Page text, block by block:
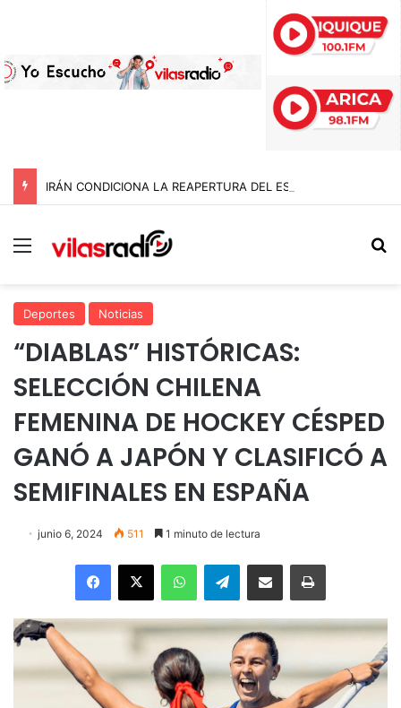
Menú
Deportes Noticias
“DIABLAS” HISTÓRICAS:
SELECCIÓN CHILENA
FEMENINA DE HOCKEY CÉSPED
GANÓ A JAPÓN Y CLASIFICÓ A
SEMIFINALES EN ESPAÑA
junio 6, 2024 511 1 minuto de lectura
Facebook
X WhatsAppTelegramEnviar vía email Imprimir